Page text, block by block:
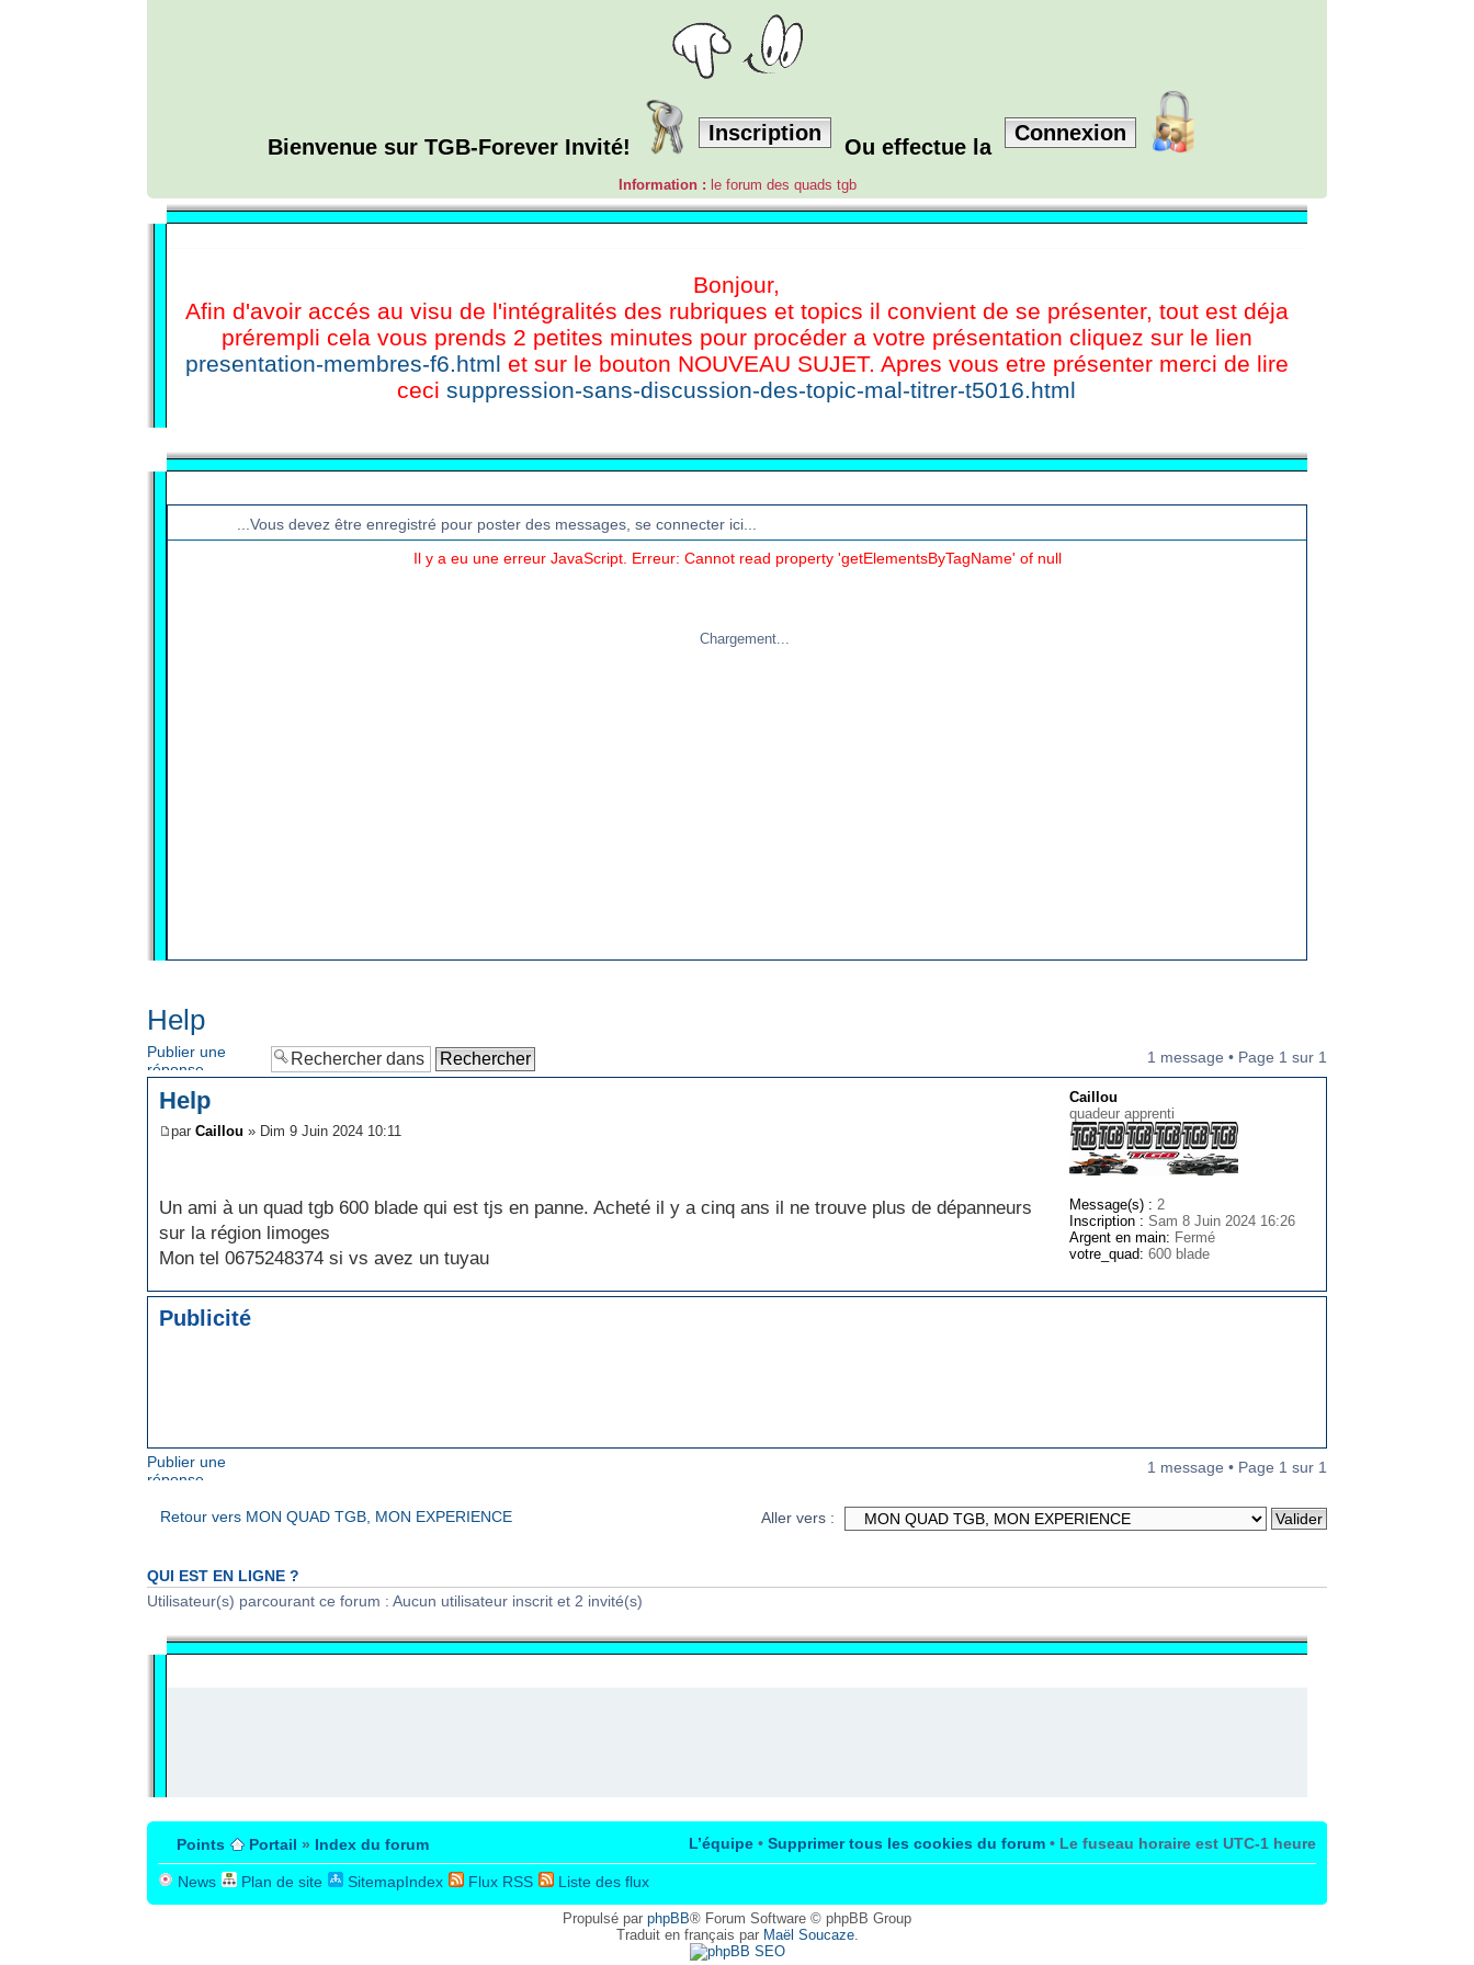
Bienvenue sur TGB-Forever Invité!
Inscription
Ou effectue la
Connexion
Information : le forum des quads tgb
Bonjour,
Afin d'avoir accés au visu de l'intégralités des rubriques et topics il convient de se présenter, tout est déja
prérempli cela vous prends 2 petites minutes pour procéder a votre présentation cliquez sur le lien
presentation-membres-f6.html et sur le bouton NOUVEAU SUJET. Apres vous etre présenter merci de lire
cecisuppression-sans-discussion-des-topic-mal-titrer-t5016.html
...Vous devez être enregistré pour poster des messages, se connecter ici...
Il y a eu une erreur JavaScript. Erreur: Cannot read property 'getElementsByTagName' of null
Chargement...
Help
Publier une
réponse
1 message • Page 1 sur 1
Help
parCaillou » Dim 9 Juin 2024 10:11
Un ami à un quad tgb 600 blade qui est tjs en panne. Acheté il y a cinq ans il ne trouve plus de dépanneurs
sur la région limoges
Mon tel 0675248374 si vs avez un tuyau
Caillou
quadeur apprenti
Message(s) : 2
Inscription : Sam 8 Juin 2024 16:26
Argent en main: Fermé
votre_quad: 600 blade
Publicité
Publier une
réponse
1 message • Page 1 sur 1
Retour vers MON QUAD TGB, MON EXPERIENCE Aller vers :
QUI EST EN LIGNE ?
Utilisateur(s) parcourant ce forum : Aucun utilisateur inscrit et 2 invité(s)
Points Portail » Index du forum L’équipe• Supprimer tous les cookies du forum• Le fuseau horaire est UTC-1 heure
News Plan de site SitemapIndex Flux RSS Liste des flux
Propulsé par phpBB® Forum Software © phpBB Group
Traduit en français par Maël Soucaze.